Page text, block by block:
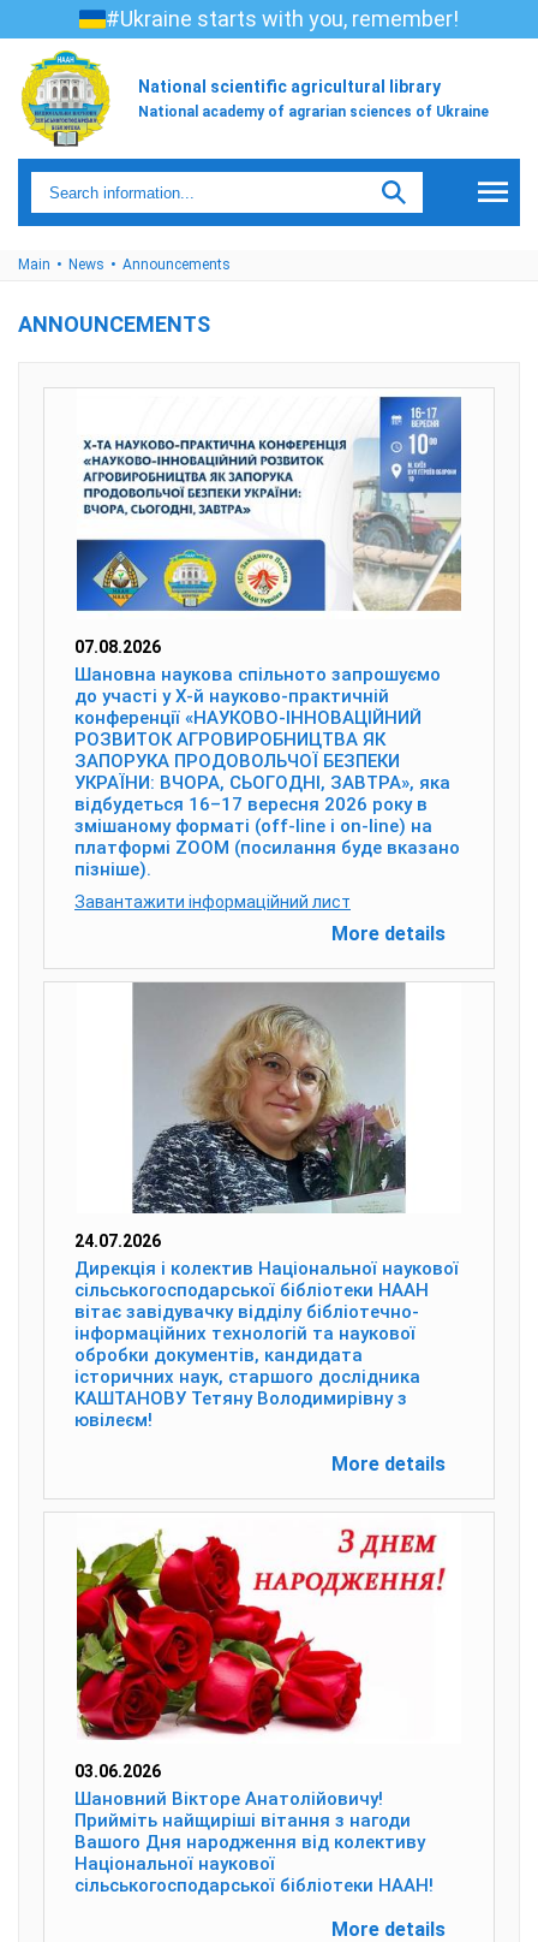
#Ukraine starts with you, remember!
National scientific agricultural library
National academy of agrarian sciences of Ukraine
Main News Announcements
ANNOUNCEMENTS
07.08.2026
Шановна наукова спільното запрошуємо
до участі у X-й науково-практичній
конференції «НАУКОВО-ІННОВАЦІЙНИЙ
РОЗВИТОК АГРОВИРОБНИЦТВА ЯК
ЗАПОРУКА ПРОДОВОЛЬЧОЇ БЕЗПЕКИ
УКРАЇНИ: ВЧОРА, СЬОГОДНІ, ЗАВТРА», яка
відбудеться 16–17 вересня 2026 року в
змішаному форматі (off-line і on-line) на
платформі ZOOM (посилання буде вказано
пізніше).
Завантажити інформаційний лист
More details
24.07.2026
Дирекція і колектив Національної наукової
сільськогосподарської бібліотеки НААН
вітає завідувачку відділу бібліотечно-
інформаційних технологій та наукової
обробки документів, кандидата
історичних наук, старшого дослідника
КАШТАНОВУ Тетяну Володимирівну з
ювілеєм!
More details
03.06.2026
Шановний Вікторе Анатолійовичу!
Прийміть найщиріші вітання з нагоди
Вашого Дня народження від колективу
Національної наукової
сільськогосподарської бібліотеки НААН!
More details